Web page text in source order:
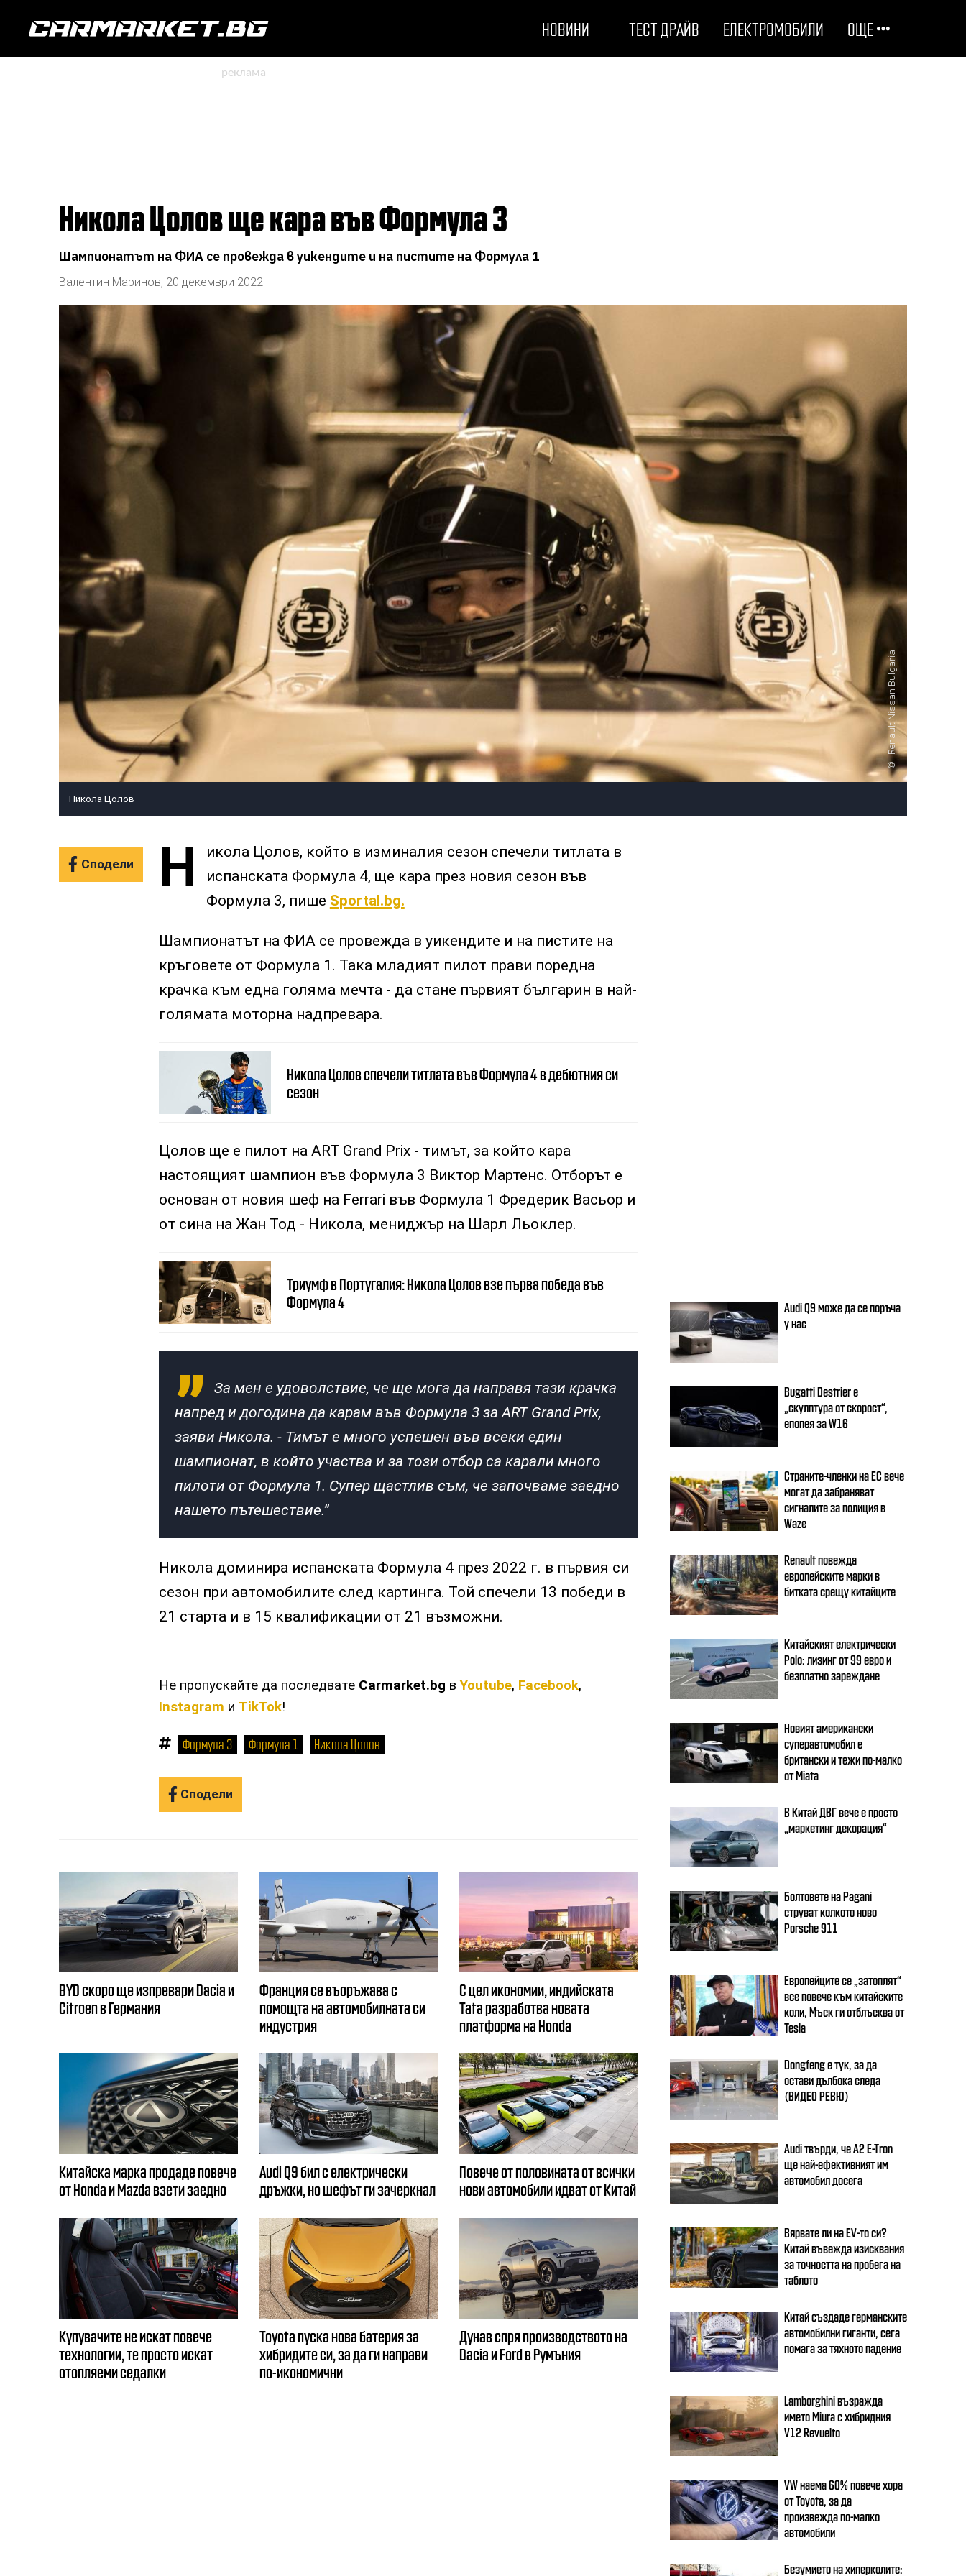
НОВИНИ ОЩЕ
ТЕСТ ДРАЙВ ЕЛЕКТРОМОБИЛИ
СЪВЕТИ
Никола Цолов ще кара във Формула 3
Шампионатът на ФИА се провежда в уикендите и на пистите на Формула 1
Валентин Маринов, 20 декември 2022
, Renault Nissan Bulgaria
Никола Цолов
Сподели Н
икола Цолов, който в изминалия сезон спечели титлата в
испанската Формула 4, ще кара през новия сезон във
Формула 3, пише Sportal.bg.
Шампионатът на ФИА се провежда в уикендите и на пистите на
кръговете от Формула 1. Така младият пилот прави поредна
крачка към една голяма мечта - да стане първият българин в най-
голямата моторна надпревара.
Никола Цолов спечели титлата във Формула 4 в дебютния си
сезон
Цолов ще е пилот на ART Grand Prix - тимът, за който кара
настоящият шампион във Формула 3 Виктор Мартенс. Отборът е
основан от новия шеф на Ferrari във Формула 1 Фредерик Васьор и
от сина на Жан Тод - Никола, мениджър на Шарл Льоклер.
Триумф в Португалия: Никола Цолов взе първа победа във
Формула 4
За мен е удоволствие, че ще мога да направя тази крачка
напред и догодина да карам във Формула 3 за ART Grand Prix,
заяви Никола. - Тимът е много успешен във всеки един
шампионат, в който участва и за този отбор са карали много
пилоти от Формула 1. Супер щастлив съм, че започваме заедно
нашето пътешествие.”
Никола доминира испанската Формула 4 през 2022 г. в първия си
сезон при автомобилите след картинга. Той спечели 13 победи в
21 старта и в 15 квалификации от 21 възможни.
Не пропускайте да последвате Carmarket.bg вYoutube, Facebook,
Instagram и TikTok!
Формула 3 Формула 1 Никола Цолов
Сподели
Audi Q9 може да се поръча
у нас
Bugatti Destrier е
„скулптура от скорост“,
епопея за W16
Страните-членки на ЕС вече
могат да забраняват
сигналите за полиция в
Waze
Renault повежда
европейските марки в
битката срещу китайците
Китайският електрически
Polo: лизинг от 99 евро и
безплатно зареждане
Новият американски
суперавтомобил е
британски и тежи по-малко
от Miata
В Китай ДВГ вече е просто
„маркетинг декорация“
Болтовете на Pagani
струват колкото ново
Porsche 911
Европейците се „затоплят“
все повече към китайските
коли, Мъск ги отблъсква от
Tesla
Dongfeng e тук, за да
остави дълбока следа
(ВИДЕО РЕВЮ)
Audi твърди, че A2 E-Tron
ще най-ефективният им
автомобил досега
Вярвате ли на EV-то си?
Китай въвежда изисквания
за точността на пробега на
таблото
Китай създаде германските
автомобилни гиганти, сега
помага за тяхното падение
Lamborghini възражда
името Miura с хибридния
V12 Revuelto
VW наема 60% повече хора
от Toyota, за да
произвежда по-малко
автомобили
Безумието на хиперколите:
BYD скоро ще изпревари Dacia и
Citroеn в Германия
Франция се въоръжава с
помощта на автомобилната си
индустрия
С цел икономии, индийската
Tata разработва новата
платформа на Honda
Китайска марка продаде повече
от Honda и Mazda взети заедно
Audi Q9 бил с електрически
дръжки, но шефът ги зачеркнал
Повече от половината от всички
нови автомобили идват от Китай
Купувачите не искат повече
технологии, те просто искат
отопляеми седалки
Toyota пуска нова батерия за
хибридите си, за да ги направи
по-икономични
Дунав спря производството на
Dacia и Ford в Румъния